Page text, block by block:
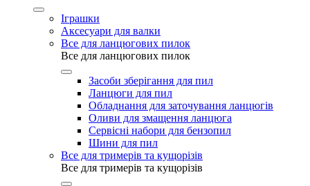
Іграшки
Аксесуари для валки
Все для ланцюгових пилок
Все для ланцюгових пилок
Засоби зберігання для пил
Ланцюги для пил
Обладнання для заточування ланцюгів
Оливи для змащення ланцюга
Сервісні набори для бензопил
Шини для пил
Все для тримерів та кущорізів
Все для тримерів та кущорізів